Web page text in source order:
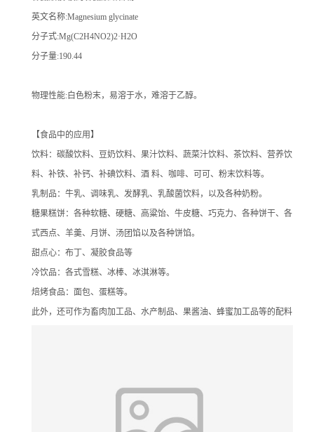
英文名称:Magnesium glycinate
分子式:Mg(C2H4NO2)2·H2O
分子量:190.44
物理性能:白色粉末，易溶于水，难溶于乙醇。
【食品中的应用】
饮料：碳酸饮料、豆奶饮料、果汁饮料、蔬菜汁饮料、茶饮料、营养饮
料、补铁、补钙、补碘饮料、酒 料、咖啡、可可、粉末饮料等。
乳制品：牛乳、调味乳、发酵乳、乳酸菌饮料，以及各种奶粉。
糖果糕饼：各种软糖、硬糖、高粱饴、牛皮糖、巧克力、各种饼干、各
式西点、羊羹、月饼、汤团馅以及各种饼馅。
甜点心：布丁、凝胶食品等
冷饮品：各式雪糕、冰棒、冰淇淋等。
焙烤食品：面包、蛋糕等。
此外，还可作为畜肉加工品、水产制品、果酱油、蜂蜜加工品等的配料